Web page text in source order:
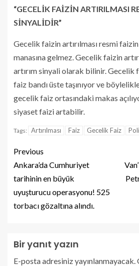
“GECELİK FAİZİN ARTIRILMASI
SİNYALİDİR”
Gecelik faizin artırılması resmi
manasına gelmez. Gecelik faizin
artırım sinyali olarak bilinir. Gecelik
faiz bandı üste taşınıyor ve
gecelik faiz ortasındaki makas
siyaset faizi artabilir.
Tags: Artırılması Faiz Gecelik Faiz
Previous
Ankara’da Cumhuriyet
tarihinin en büyük
uyuşturucu operasyonu! 525
torbacı gözaltına alındı.
Bir yanıt yazın
E-posta adresiniz yayınlanmayacak.